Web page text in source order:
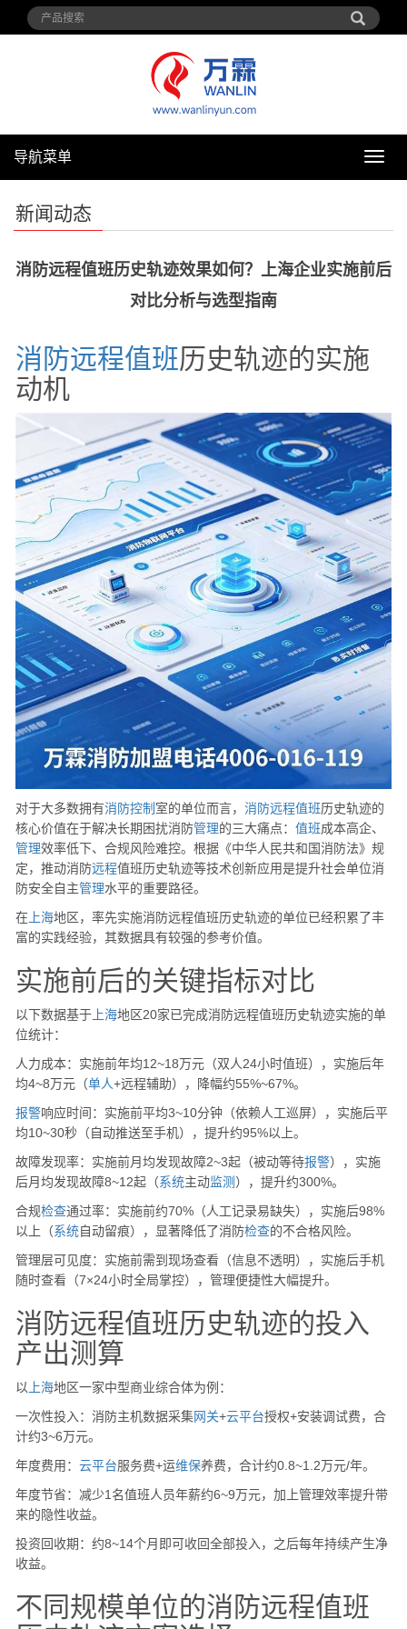
导
导航菜单
新闻动态
消防远程值班历史轨迹效果如何？上海企业实施前后
对比分析与选型指南
消防远程值班历史轨迹的实施
动机
对于大多数拥有消防控制 室的单位而言， 消防远程值班历史轨迹的
核心价值在于解决长期困扰消防管理的三大痛点： 值班成本高企、
管理效率低下、合规风险难控。根据《中华人民共和国消防法》规
定，推动消防远程值班历史轨迹等技术创新应用是提升社会单位消
防安全自主管理水平的重要路径。
在 上海地区，率先实施消防远程值班历史轨迹的单位已经积累了丰
富的实践经验，其数据具有较强的参考价值。
实施前后的关键指标对比
以下数据基于 上海地区20家已完成消防远程值班历史轨迹实施的单
位统计：
人力成本：实施前年均12~18万元（双人24小时值班），实施后年
均4~8万元（单人+远程辅助），降幅约55%~67%。
报警响应时间：实施前平均3~10分钟（依赖人工巡屏），实施后平
均10~30秒（自动推送至手机），提升约95%以上。
故障发现率：实施前月均发现故障2~3起（被动等待报警），实施
后月均发现故障8~12起（系统主动监测 ），提升约300%。
合规检查通过率：实施前约70%（人工记录易缺失），实施后98%
以上（系统自动留痕），显著降低了消防检查的不合格风险。
管理层可见度：实施前需到现场查看（信息不透明），实施后手机
随时查看（7×24小时全局掌控），管理便捷性大幅提升。
消防远程值班历史轨迹的投入
产出测算
以 上海地区一家中型商业综合体为例：
一次性投入：消防主机数据采集网关+云平台授权+安装调试费，合
计约3~6万元。
年度费用： 云平台服务费+运维保养费，合计约0.8~1.2万元/年。
年度节省：减少1名值班人员年薪约6~9万元，加上管理效率提升带
来的隐性收益。
投资回收期：约8~14个月即可收回全部投入，之后每年持续产生净
收益。
不同规模单位的消防远程值班